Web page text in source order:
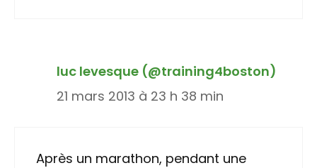
luc levesque (@training4boston)
21 mars 2013 à 23 h 38 min
Après un marathon, pendant une